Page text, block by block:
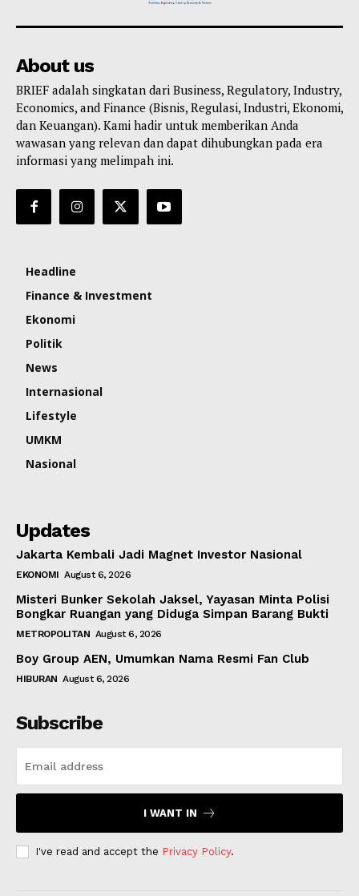
About us
BRIEF adalah singkatan dari Business, Regulatory, Industry,
Economics, and Finance (Bisnis, Regulasi, Industri, Ekonomi,
dan Keuangan). Kami hadir untuk memberikan Anda
wawasan yang relevan dan dapat dihubungkan pada era
informasi yang melimpah ini.
Headline
Finance & Investment
Ekonomi
Politik
News
Internasional
Lifestyle
UMKM
Nasional
Updates
Jakarta Kembali Jadi Magnet Investor Nasional
EKONOMI August 6, 2026
Misteri Bunker Sekolah Jaksel, Yayasan Minta Polisi
Bongkar Ruangan yang Diduga Simpan Barang Bukti
METROPOLITAN August 6, 2026
Boy Group AEN, Umumkan Nama Resmi Fan Club
HIBURAN August 6, 2026
Subscribe
I WANT IN
I've read and accept the Privacy Policy.